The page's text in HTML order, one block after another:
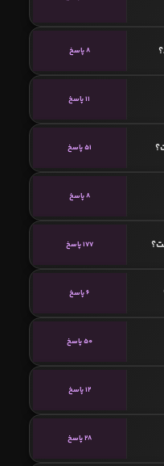
8 پاسخ
11 پاسخ
51 پاسخ
8 پاسخ
177 پاسخ
6 پاسخ
50 پاسخ
12 پاسخ
28 پاسخ